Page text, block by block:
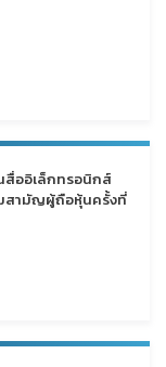
สื่ออิเล็กทรอนิกส์
มสามัญผู้ถือหุ้นครั้งที่